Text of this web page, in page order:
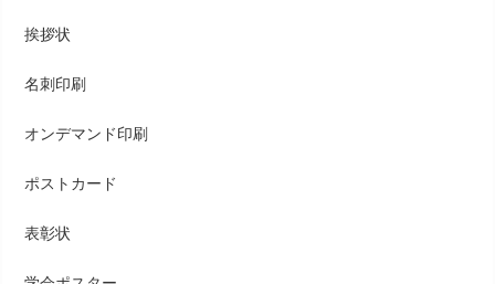
挨拶状
名刺印刷
オンデマンド印刷
ポストカード
表彰状